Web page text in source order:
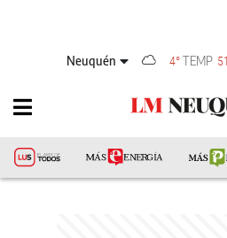
Neuquén 4°TEMP